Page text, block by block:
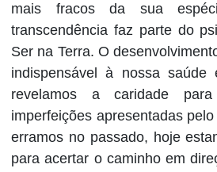
mais fracos da sua
transcendência faz parte do
Ser na Terra. O
indispensável à nossa saúde
revelamos a caridade
imperfeições apresentadas
erramos no passado, hoje
para acertar o caminho em